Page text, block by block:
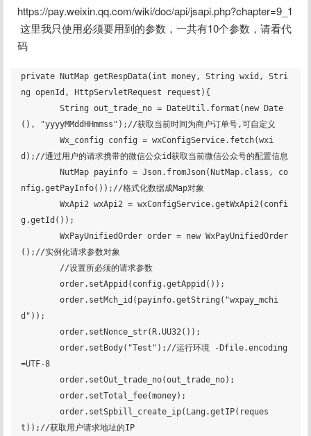
https://pay.weixin.qq.com/wiki/doc/api/jsapi.php?chapter=9_1
码
private NutMap getRespData(int money, String wxid, Stri
ng openId, HttpServletRequest request){
(), "yyyyMMddHHmmss");//获取当前时间为商户订单号,可自定义
d);//通过用户的请求携带的微信公众id获取当前微信公众号的配置信息
nfig.getPayInfo());//格式化数据成Map对象
g.getId());
();//实例化请求参数对象
d"));
=UTF-8
t));//获取用户请求地址的IP